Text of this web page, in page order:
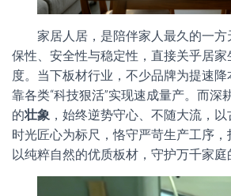
家居人居，是陪伴家人最久的一
保性、安全性与稳定性，直接关乎居
度。当下板材行业，不少品牌为提速降
靠各类“科技狠活”实现速成量产。而深
的壮象 ，始终逆势守心、不随大流，
时光匠心为标尺，恪守严苛生产工序，
以纯粹自然的优质板材，守护万千家庭